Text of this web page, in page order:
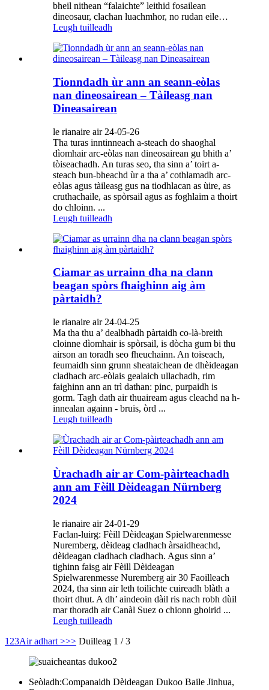
bheil nithean “falaichte” leithid fosailean
dineosaur, clachan luachmhor, no rudan eile…
Leugh tuilleadh
Tionndadh ùr ann an seann-eòlas
nan dineosairean – Tàileasg nan
Dineasairean
le rianaire air 24-05-26
Tha turas inntinneach a-steach do shaoghal
dìomhair arc-eòlas nan dineosairean gu bhith a’
tòiseachadh. An turas seo, tha sinn a’ toirt a-
steach bun-bheachd ùr a tha a’ cothlamadh arc-
eòlas agus tàileasg gus na tiodhlacan as ùire, as
cruthachaile, as spòrsail agus as foghlaim a thoirt
do chloinn. ...
Leugh tuilleadh
Ciamar as urrainn dha na clann
beagan spòrs fhaighinn aig àm
pàrtaidh?
le rianaire air 24-04-25
Ma tha thu a’ dealbhadh pàrtaidh co-là-breith
cloinne dìomhair is spòrsail, is dòcha gum bi thu
airson an toradh seo fheuchainn. An toiseach,
feumaidh sinn grunn sheataichean de dhèideagan
cladhach arc-eòlais gealaich ullachadh, rim
faighinn ann an trì dathan: pinc, purpaidh is
gorm. Tagh dath air thuaiream agus cleachd na h-
innealan againn - bruis, òrd ...
Leugh tuilleadh
Ùrachadh air ar Com-pàirteachadh
ann am Fèill Dèideagan Nürnberg
2024
le rianaire air 24-01-29
Faclan-luirg: Fèill Dèideagan Spielwarenmesse
Nuremberg, dèideag cladhach àrsaidheachd,
dèideagan cladhach cladhach. Agus sinn a’
tighinn faisg air Fèill Dèideagan
Spielwarenmesse Nuremberg air 30 Faoilleach
2024, tha sinn air leth toilichte cuireadh blàth a
thoirt dhut. A dh’ aindeoin dàil ris nach robh dùil
mar thoradh air Canàl Suez o chionn ghoirid ...
Leugh tuilleadh
1 23Air adhart >>> Duilleag 1 / 3
Seòladh:Companaidh Dèideagan Dukoo Baile Jinhua,